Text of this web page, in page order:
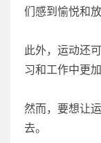
们感到愉悦和
此外，运动还
习和工作中更加
然而，要想让
去。